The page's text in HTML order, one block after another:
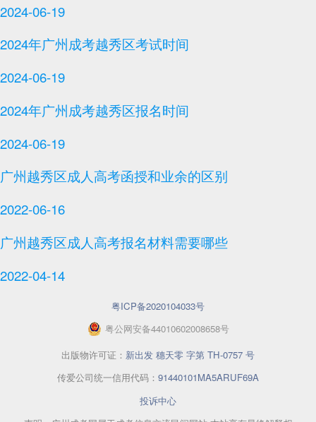
2024-06-19
2024年广州成考越秀区考试时间
2024-06-19
2024年广州成考越秀区报名时间
2024-06-19
广州越秀区成人高考函授和业余的区别
2022-06-16
广州越秀区成人高考报名材料需要哪些
2022-04-14
粤ICP备2020104033号
粤公网安备44010602008658号
出版物许可证： 新出发 穗天零 字第 TH-0757 号
传爱公司统一信用代码： 91440101MA5ARUF69A
投诉中心